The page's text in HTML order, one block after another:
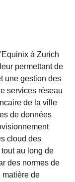
à Zurich
permettant de
une gestion des
services réseau
de la ville
de données
cloud des
au long de
des normes de
matière de